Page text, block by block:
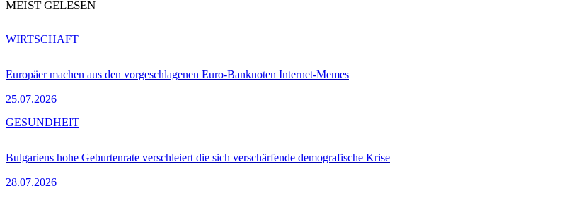
MEIST GELESEN
Europäer machen aus den vorgeschlagenen Euro-Banknoten Internet-Memes
25.07.2026
WIRTSCHAFT
Bulgariens hohe Geburtenrate verschleiert die sich verschärfende demografische Krise
28.07.2026
GESUNDHEIT